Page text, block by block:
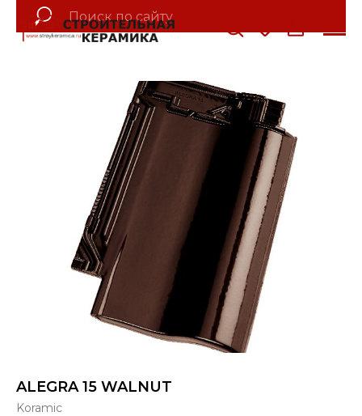
ALEGRA 15 WALNUT
Koramic